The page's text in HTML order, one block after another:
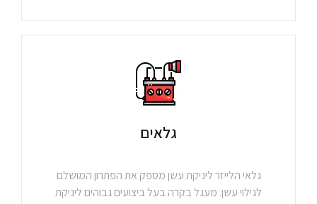
גלאים
גלאי הלייזר ליניקת עשן מספק את הפתרון המושלם
לגילוי עשן. מעגל בקרה בעל ביצועים גבוהים ליניקת